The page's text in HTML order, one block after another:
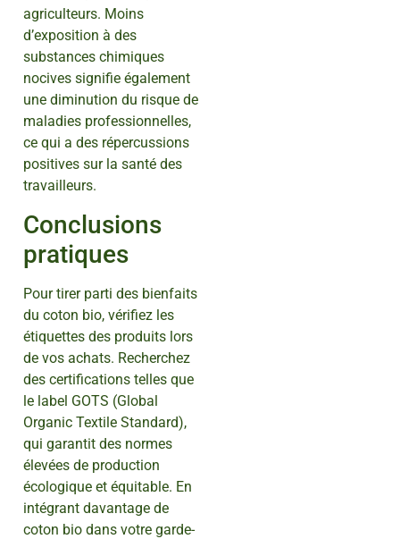
agriculteurs. Moins
d’exposition à des
substances chimiques
nocives signifie également
une diminution du risque de
maladies professionnelles,
ce qui a des répercussions
positives sur la santé des
travailleurs.
Conclusions
pratiques
Pour tirer parti des bienfaits
du coton bio, vérifiez les
étiquettes des produits lors
de vos achats. Recherchez
des certifications telles que
le label GOTS (Global
Organic Textile Standard),
qui garantit des normes
élevées de production
écologique et équitable. En
intégrant davantage de
coton bio dans votre garde-